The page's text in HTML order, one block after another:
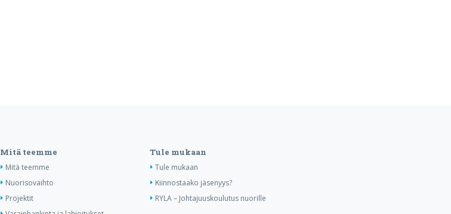
Mitä teemme
Mitä teemme
Nuorisovaihto
Projektit
Tule mukaan
Tule mukaan
Kiinnostaako jäsenyys?
RYLA – Johtajuuskoulutus nuorille